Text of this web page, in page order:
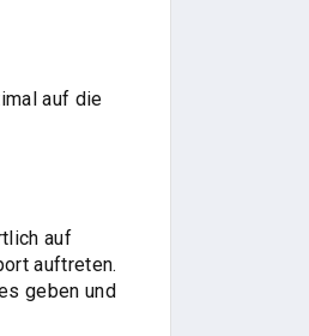
auf die
auf
auftreten.
geben und